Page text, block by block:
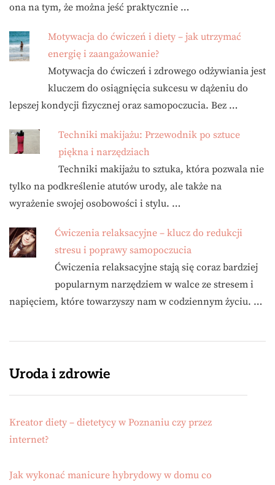
ona na tym, że można jeść praktycznie …
Motywacja do ćwiczeń i diety – jak utrzymać
energię i zaangażowanie?
Motywacja do ćwiczeń i zdrowego odżywiania jest
kluczem do osiągnięcia sukcesu w dążeniu do
lepszej kondycji fizycznej oraz samopoczucia. Bez …
Techniki makijażu: Przewodnik po sztuce
piękna i narzędziach
Techniki makijażu to sztuka, która pozwala nie
tylko na podkreślenie atutów urody, ale także na
wyrażenie swojej osobowości i stylu. …
Ćwiczenia relaksacyjne – klucz do redukcji
stresu i poprawy samopoczucia
Ćwiczenia relaksacyjne stają się coraz bardziej
popularnym narzędziem w walce ze stresem i
napięciem, które towarzyszy nam w codziennym życiu. …
Uroda i zdrowie
Kreator diety – dietetycy w Poznaniu czy przez
internet?
Jak wykonać manicure hybrydowy w domu co